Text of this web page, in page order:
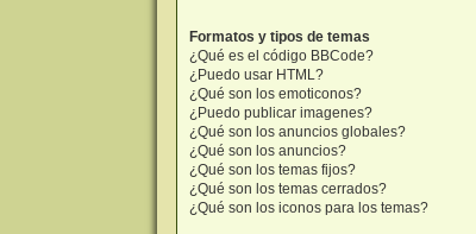
Formatos y tipos de temas
¿Qué es el código BBCode?
¿Puedo usar HTML?
¿Qué son los emoticonos?
¿Puedo publicar imagenes?
¿Qué son los anuncios globales?
¿Qué son los anuncios?
¿Qué son los temas fijos?
¿Qué son los temas cerrados?
¿Qué son los iconos para los temas?